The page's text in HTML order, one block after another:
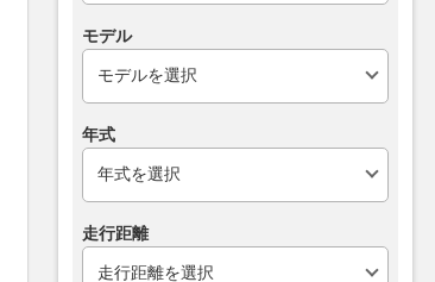
技術「S-AWC」搭載で走行性
モデル
年式
走行距離